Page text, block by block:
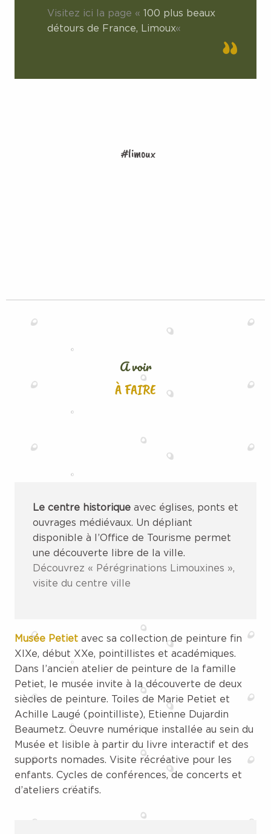
Visitez ici la page « 100 plus beaux
détours de France, Limoux«
#limoux
A voir
À FAIRE
Le centre historique avec églises, ponts et
ouvrages médiévaux. Un dépliant
disponible à l’Office de Tourisme permet
une découverte libre de la ville.
Découvrez « Pérégrinations Limouxines »,
visite du centre ville
Musée Petiet avec sa collection de peinture fin
XIXe, début XXe, pointillistes et académiques.
Dans l’ancien atelier de peinture de la famille
Petiet, le musée invite à la découverte de deux
siècles de peinture. Toiles de Marie Petiet et
Achille Laugé (pointilliste), Etienne Dujardin
Beaumetz. Oeuvre numérique installée au sein du
Musée et lisible à partir du livre interactif et des
supports nomades. Visite récréative pour les
enfants. Cycles de conférences, de concerts et
d’ateliers créatifs.